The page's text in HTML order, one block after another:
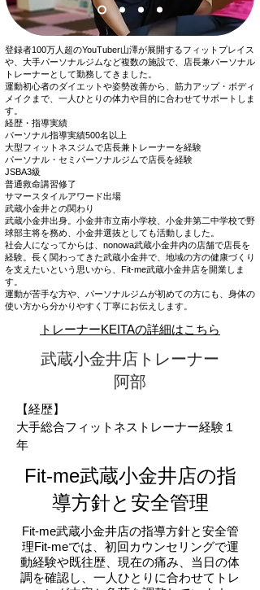
登録者100万人超のYouTuber山澤が展開するフィットプレイス
や、大手パーソナルジムなど複数の施設で、店長兼パーソナル
トレーナーとして勤務してきました。
運動初心者のダイエットや姿勢改善から、筋力アップ・ボディ
メイクまで、一人ひとりの体力や目的に合わせてサポートしま
す。
経歴・指導実績
パーソナル指導実績500名以上
大型フィットネスジムで店長兼トレーナーを経験
パーソナル・セミパーソナルジムで店長を経験
JSBA3級
普通救命講習修了
サマースタイルアワード出場
武蔵小金井との関わり
武蔵小金井出身。小金井市立南小学校、小金井第二中学校で野
球部主将を務め、小金井選抜としても活動しました。
社会人になってからは、nonowa武蔵小金井内の店舗で店長を
経験。長く関わってきた武蔵小金井で、地域の方の健康づくり
を支えたいという思いから、Fit-me武蔵小金井店を開業しま
す。
運動が苦手な方や、パーソナルジムが初めての方にも、身体の
使い方から分かりやすく丁寧にお伝えします。
トレーナーKEITAの詳細はこちら
武蔵小金井店トレーナー
​阿部
【経歴】
大手総合フィットネストレーナー経験１
年
Fit-me武蔵小金井店の指
導方針と安全管理
Fit-me武蔵小金井店の指導方針と安全管
理Fit-meでは、初回カウンセリングで運
動経験や既往歴、現在の痛み、当日の体
調を確認し、一人ひとりに合わせてトレ